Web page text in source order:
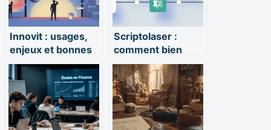
Innovit : usages,
enjeux et bonnes
pratiques autour
de ce nom
Scriptolaser :
comment bien
l’utiliser et choisir
la bonne solution